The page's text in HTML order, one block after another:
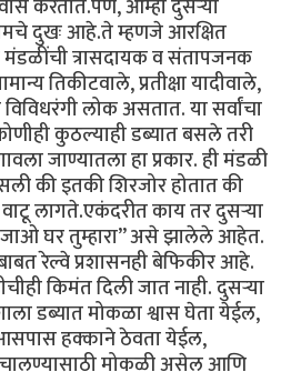
करतात.पण, आम्हा दुसऱ्या
दुखः आहे.ते म्हणजे आरक्षित
मंडळींची त्रासदायक व संतापजनक
तिकीटवाले, प्रतीक्षा यादीवाले,
लोक असतात. या सर्वांचा
कुठल्याही डब्यात बसले तरी
जाण्यातला हा प्रकार. ही मंडळी
की इतकी शिरजोर होतात की
लागते.एकंदरीत काय तर दुसऱ्या
घर तुम्हारा’’ असे झालेले आहेत.
रेल्वे प्रशासनही बेफिकीर आहे.
किमंत दिली जात नाही. दुसऱ्या
डब्यात मोकळा श्वास घेता येईल,
आसपास हक्काने ठेवता येईल,
चालण्यासाठी मोकळी असेल आणि